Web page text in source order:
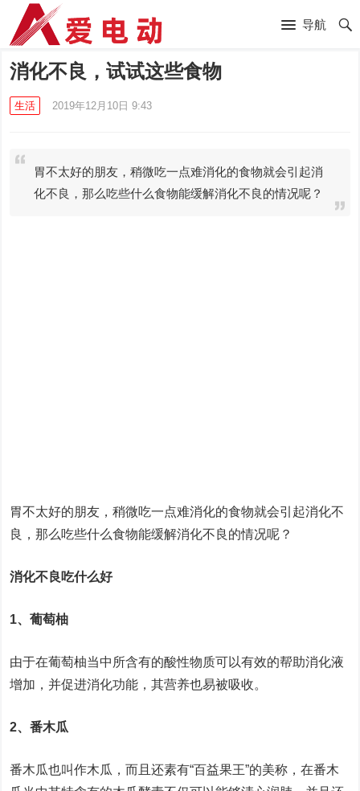
导航
消化不良，试试这些食物
生活 2019年12月10日 9:43
胃不太好的朋友，稍微吃一点难消化的食物就会引起消
化不良，那么吃些什么食物能缓解消化不良的情况呢？
胃不太好的朋友，稍微吃一点难消化的食物就会引起消化不
良，那么吃些什么食物能缓解消化不良的情况呢？
消化不良吃什么好
1、葡萄柚
由于在葡萄柚当中所含有的酸性物质可以有效的帮助消化液
增加，并促进消化功能，其营养也易被吸收。
2、番木瓜
番木瓜也叫作木瓜，而且还素有“百益果王”的美称，在番木